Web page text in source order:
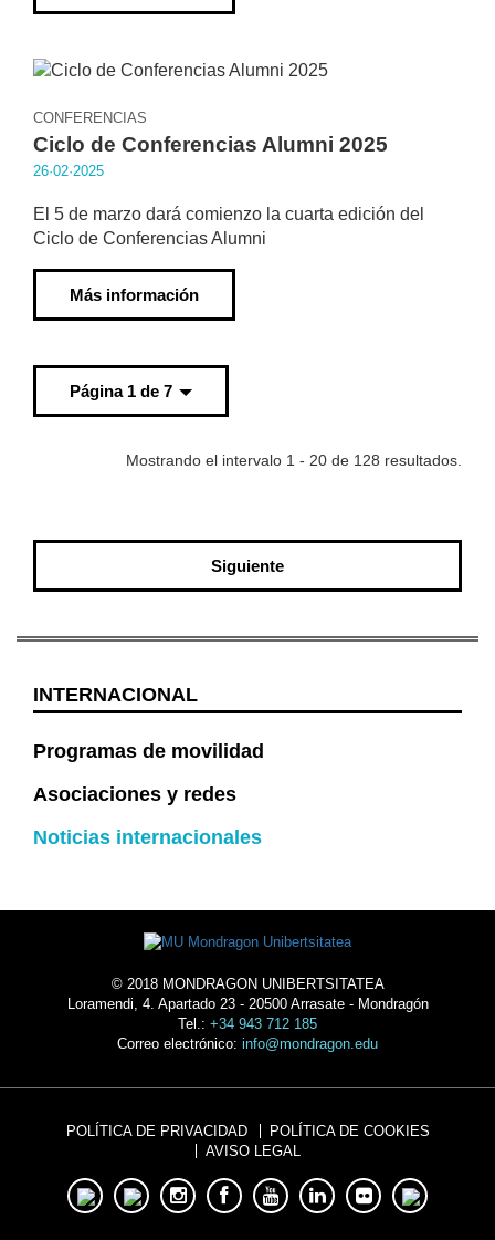
CONFERENCIAS
Ciclo de Conferencias Alumni 2025
26·02·2025
El 5 de marzo dará comienzo la cuarta edición del
Ciclo de Conferencias Alumni
Más información
Página 1 de 7
Mostrando el intervalo 1 - 20 de 128 resultados.
Siguiente
INTERNACIONAL
Programas de movilidad
Asociaciones y redes
Noticias internacionales
© 2018 MONDRAGON UNIBERTSITATEA
Loramendi, 4. Apartado 23 - 20500 Arrasate - Mondragón
Tel.: +34 943 712 185
Correo electrónico: info@mondragon.edu
POLÍTICA DE PRIVACIDAD
POLÍTICA DE COOKIES
AVISO LEGAL